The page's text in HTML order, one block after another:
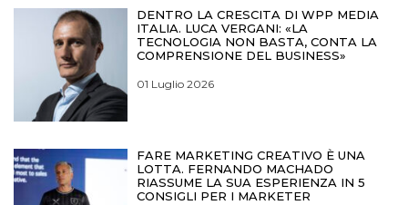
DENTRO LA CRESCITA DI WPP MEDIA
ITALIA. LUCA VERGANI: «LA
TECNOLOGIA NON BASTA, CONTA LA
COMPRENSIONE DEL BUSINESS»
01 Luglio 2026
FARE MARKETING CREATIVO È UNA
LOTTA. FERNANDO MACHADO
RIASSUME LA SUA ESPERIENZA IN 5
CONSIGLI PER I MARKETER